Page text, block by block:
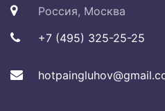
Россия, Москва
+7 (495) 325-25-25